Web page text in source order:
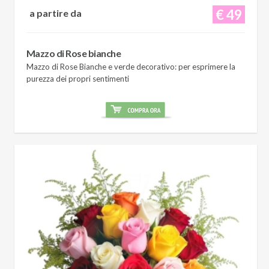
€ 49
a partire da
Mazzo di Rose bianche
Mazzo di Rose Bianche e verde decorativo: per esprimere la
purezza dei propri sentimenti